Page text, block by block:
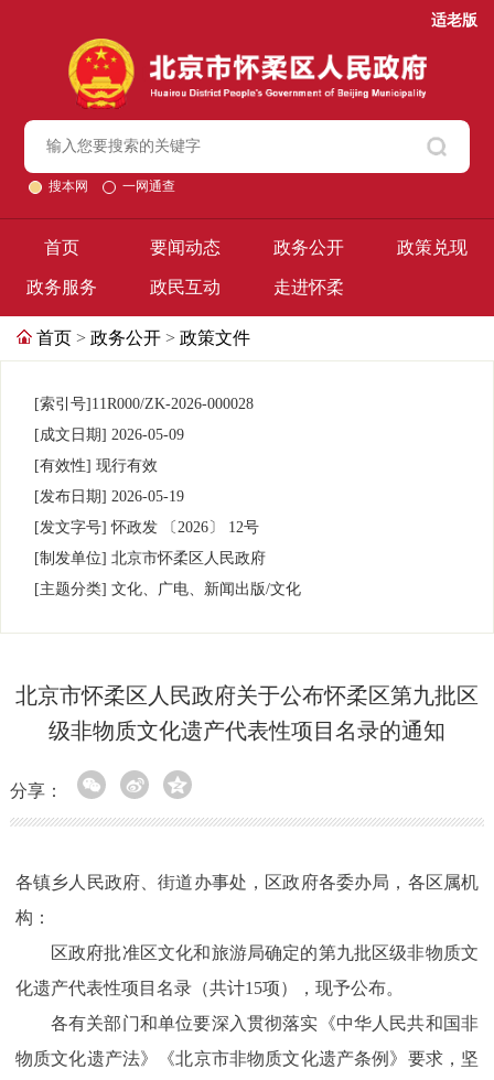
适老版
搜本网 一网通查
首页 要闻动态 政务公开 政策兑现
政务服务 政民互动 走进怀柔
首页 > 政务公开 > 政策文件
[索引号] 11R000/ZK-2026-000028
[成文日期] 2026-05-09
[有效性] 现行有效
[发布日期] 2026-05-19
[发文字号]怀政发 〔2026〕
12号
[制发单位] 北京市怀柔区人民政府
[主题分类] 文化、广电、新闻出版/文化
北京市怀柔区人民政府关于公布怀柔区第九批区
级非物质文化遗产代表性项目名录的通知
分享：
各镇乡人民政府、街道办事处，区政府各委办局，各区属机
构：
区政府批准区文化和旅游局确定的第九批区级非物质文
化遗产代表性项目名录（共计15项），现予公布。
各有关部门和单位要深入贯彻落实《中华人民共和国非
物质文化遗产法》《北京市非物质文化遗产条例》要求，坚